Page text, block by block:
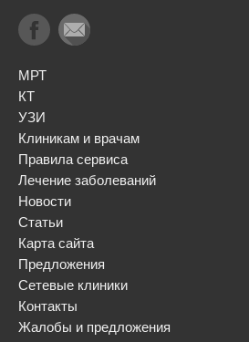
МРТ
КТ
УЗИ
Клиникам и врачам
Правила сервиса
Лечение заболеваний
Новости
Статьи
Карта сайта
Предложения
Сетевые клиники
Контакты
Жалобы и предложения